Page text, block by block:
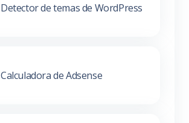
Detector de temas de WordPress
Calculadora de Adsense